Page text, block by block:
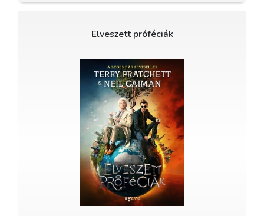
Elveszett próféciák